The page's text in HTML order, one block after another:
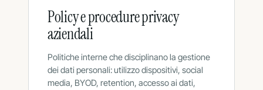
Policy e procedure privacy
aziendali
Politiche interne che disciplinano la gestione
dei dati personali: utilizzo dispositivi, social
media, BYOD, retention, accesso ai dati,